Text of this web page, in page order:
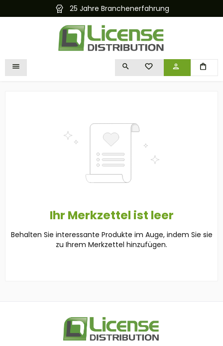
springen 25 Jahre Branchenerfahrung
DU HAST 0 PRODUKTE
Ihr Merkzettel ist leer
Behalten Sie interessante Produkte im Auge, indem Sie sie
zu Ihrem Merkzettel hinzufügen.